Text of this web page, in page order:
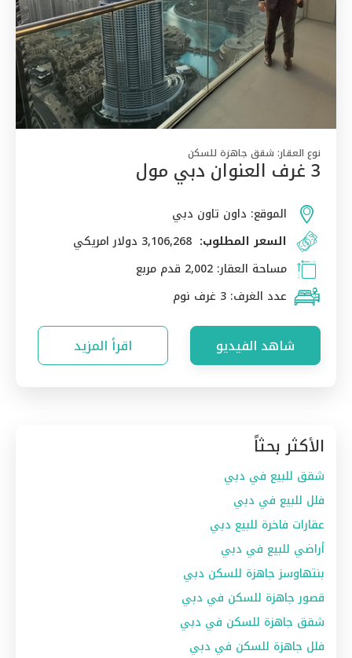
نوع العقار: شقق جاهزة للسكن
3 غرف العنوان دبي مول
الموقع: داون تاون دبي
السعر المطلوب: 3,106,268 دولار امريكي
مساحة العقار: 2,002 قدم مربع
عدد الغرف: 3 غرف نوم
شاهد الفيديو اقرأ المزيد
الأكثر بحثاً
شقق للبيع في دبي
فلل للبيع في دبي
عقارات فاخرة للبيع دبي
أراضي للبيع في دبي
بنتهاوسز جاهزة للسكن دبي
قصور جاهزة للسكن في دبي
شقق جاهزة للسكن في دبي
فلل جاهزة للسكن في دبي